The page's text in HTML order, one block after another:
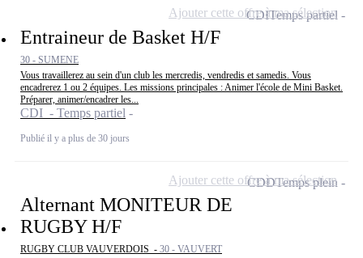
Entraineur de Basket H/F
30 - SUMENE
Vous travaillerez au sein d'un club les mercredis, vendredis et samedis. Vous
encadrerez 1 ou 2 équipes. Les missions principales : Animer l'école de Mini Basket.
Préparer, animer/encadrer les...
CDI - Temps partiel
Publié il y a plus de 30 jours
CDITemps partiel
Ajouter cette offre à ma sélection
Alternant MONITEUR DE
RUGBY H/F
RUGBY CLUB VAUVERDOIS - 30 - VAUVERT
CDDTemps plein
Ajouter cette offre à ma sélection